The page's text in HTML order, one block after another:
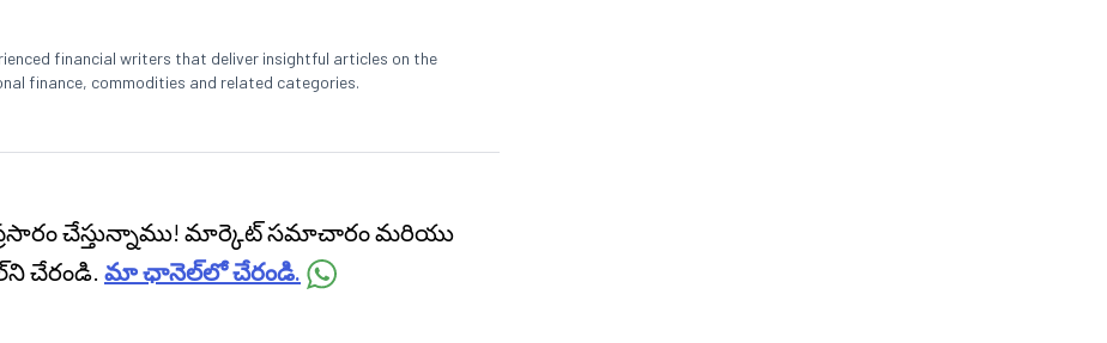
financial writers that deliver insightful articles on the
finance, commodities and related categories.
ప్రసారం చేస్తున్నాము! మార్కెట్ సమాచారం మరియు
చేరండి. మా ఛానెల్‌లో చేరండి.